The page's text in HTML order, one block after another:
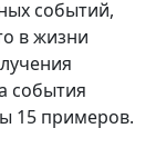
событий,
в жизни
события
15 примеров.